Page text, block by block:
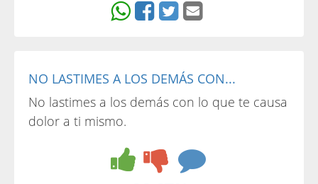
NO LASTIMES A LOS DEMÁS CON...
No lastimes a los demás con lo que te causa
dolor a ti mismo.